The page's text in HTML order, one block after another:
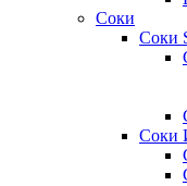
Соки
Соки
Соки